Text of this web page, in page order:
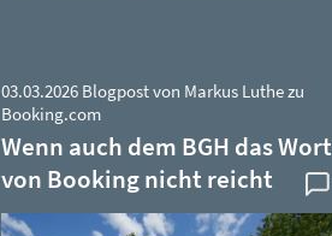
03.03.2026 Blogpost von Markus Luthe zu
Booking.com
Wenn auch dem BGH das Wort
von Booking nicht reicht